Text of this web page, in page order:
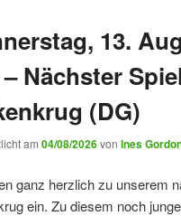
13.
Nächster
(DG)
am 04/08/2026von Ines
ganz herzlich zu unserem
ein. Zu diesem noch